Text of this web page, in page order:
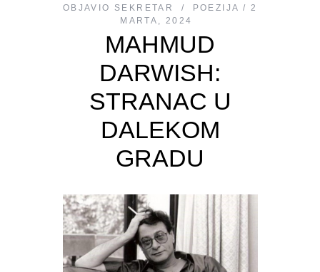
OBJAVIO SEKRETAR POEZIJA
2
MARTA, 2024
MAHMUD
DARWISH:
STRANAC U
DALEKOM
GRADU